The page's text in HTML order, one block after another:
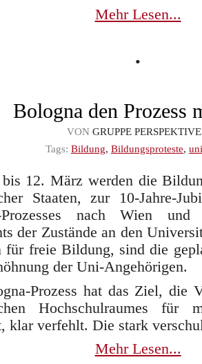
Mehr Lesen...
•
Bologna den Prozess
VON GRUPPE
Tags: Bildung, Bildungsproteste,
12. März werden die
Staaten, zur 10-Jahre-
Prozesses nach Wien und
der Zustände an den
für freie Bildung, sind die
der Uni-Angehörigen.
Prozess hat das Ziel, die
Hochschulraumes für
klar verfehlt. Die stark
Mehr Lesen...